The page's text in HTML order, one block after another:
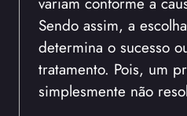
Sendo assim, a
determina o sucesso
tratamento. Pois, um
simplesmente não